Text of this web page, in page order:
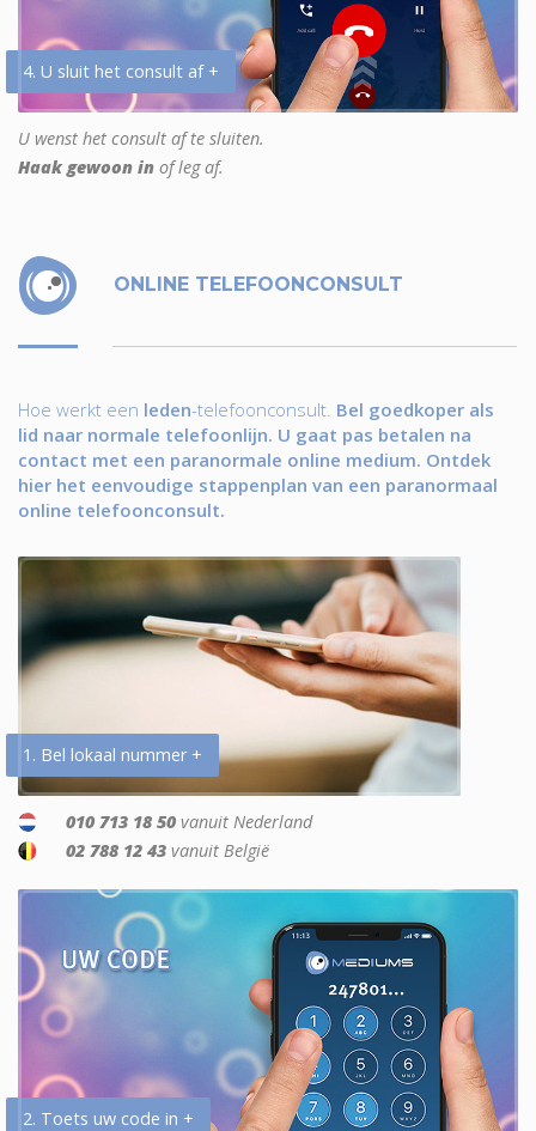
4. U sluit het consult af +
U wenst het consult af te sluiten.
Haak gewoon in of leg af.
ONLINE TELEFOONCONSULT
Hoe werkt een leden-telefoonconsult. Bel goedkoper als
lid naar normale telefoonlijn. U gaat pas betalen na
contact met een paranormale online medium. Ontdek
hier het eenvoudige stappenplan van een paranormaal
online telefoonconsult.
1. Bel lokaal nummer +
010 713 18 50 vanuit Nederland
02 788 12 43 vanuit België
2. Toets uw code in +